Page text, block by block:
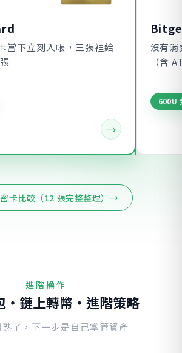
當下立刻入帳，三張裡給
沒有
（含
600U
卡比較（12 張完整整理）→
進階操作
・鏈上轉幣・進階策略
了，下一步是自己掌管資產